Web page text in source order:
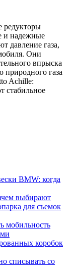
редукторы
и надежные
давление газа,
Они
впрыска
природного газа
Achille:
стабильное
BMW: когда
выбирают
для съемок
мобильность
коробок
списывать со